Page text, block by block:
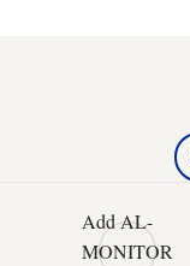
Add AL-
MONITOR